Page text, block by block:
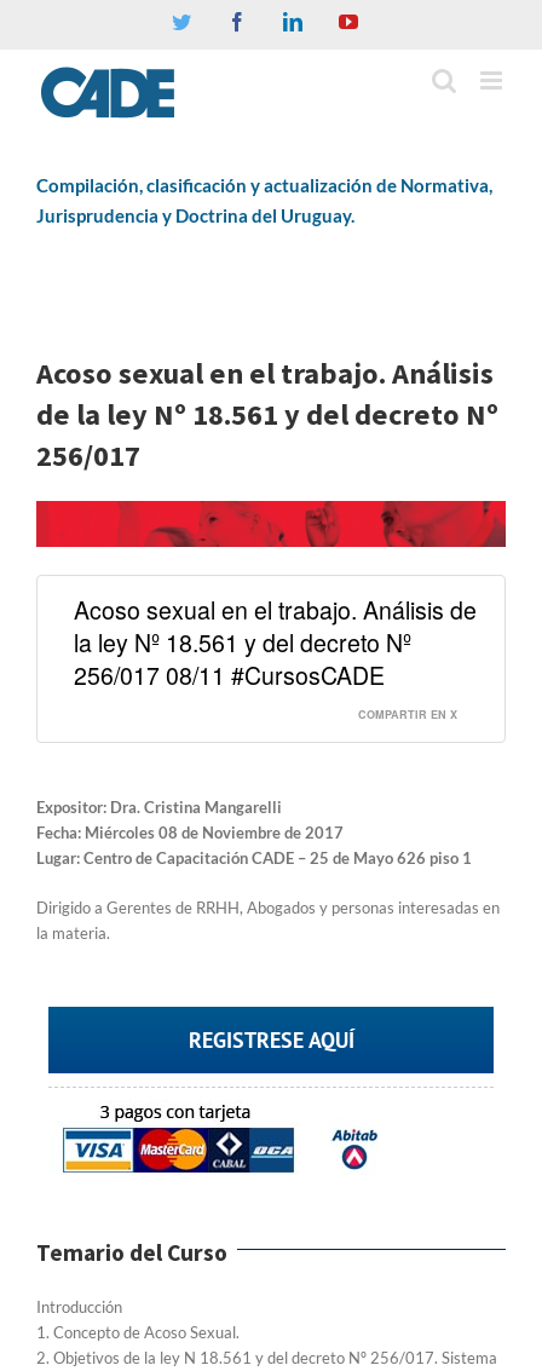
Twitter FacebookLinkedinYouTube
Compilación, clasificación y actualización de Normativa,
Jurisprudencia y Doctrina del Uruguay.
Acoso sexual en el trabajo. Análisis
de la ley Nº 18.561 y del decreto Nº
256/017
Acoso sexual en el trabajo. Análisis de
la ley Nº 18.561 y del decreto Nº
256/017 08/11 #CursosCADE
COMPARTIR EN X
Expositor: Dra. Cristina Mangarelli
Fecha: Miércoles 08 de Noviembre de 2017
Lugar: Centro de Capacitación CADE – 25 de Mayo 626 piso 1
Dirigido a Gerentes de RRHH, Abogados y personas interesadas en
la materia.
REGISTRESE AQUÍ
Temario del Curso
Introducción
1. Concepto de Acoso Sexual.
2. Objetivos de la ley N 18.561 y del decreto Nº 256/017. Sistema